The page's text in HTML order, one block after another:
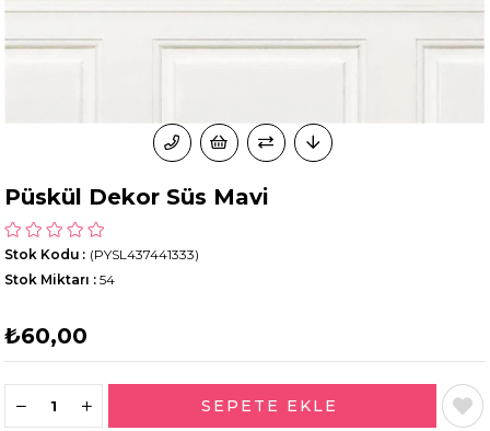
Püskül Dekor Süs Mavi
(PYSL437441333)
Stok Kodu
Stok Miktarı : 54
₺60,00